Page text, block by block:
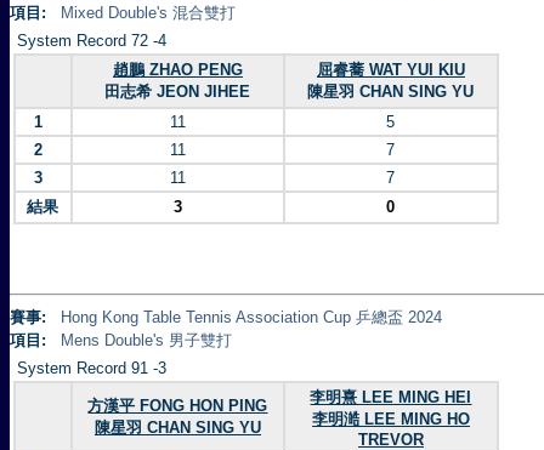
項目:
Mixed Double's 混合雙打
System Record 72 -4
趙鵬 ZHAO PENG
田志希 JEON JIHEE
屈睿蕎 WAT YUI KIU
陳星羽 CHAN SING YU
1
11
5
2
11
7
3
11
7
結果
3 0
賽事:
Hong Kong Table Tennis Association Cup 乒總盃 2024
項目:
Mens Double's 男子雙打
System Record 91 -3
方漢平 FONG HON PING
陳星羽 CHAN SING YU
李明熹 LEE MING HEI
李明澔 LEE MING HO
TREVOR